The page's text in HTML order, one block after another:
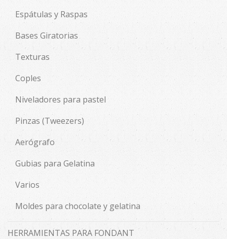
Espátulas y Raspas
Bases Giratorias
Texturas
Coples
Niveladores para pastel
Pinzas (Tweezers)
Aerógrafo
Gubias para Gelatina
Varios
Moldes para chocolate y gelatina
HERRAMIENTAS PARA FONDANT